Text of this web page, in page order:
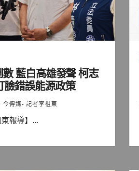
藍白高雄發聲 柯志
臉錯誤能源政策
今傳媒- 記者李祖東
報導】...